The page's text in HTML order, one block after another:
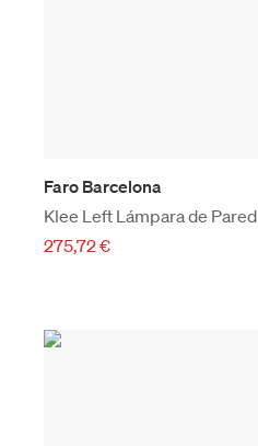
Faro Barcelona
Klee Left Lámpara de Pared
275,72 €